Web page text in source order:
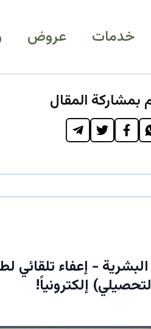
خدمات عروض
بمشاركة المقال
- إعفاء تلقائي
إلكترونياً!